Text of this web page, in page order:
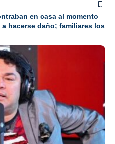
en casa al momento
hacerse daño; familiares los